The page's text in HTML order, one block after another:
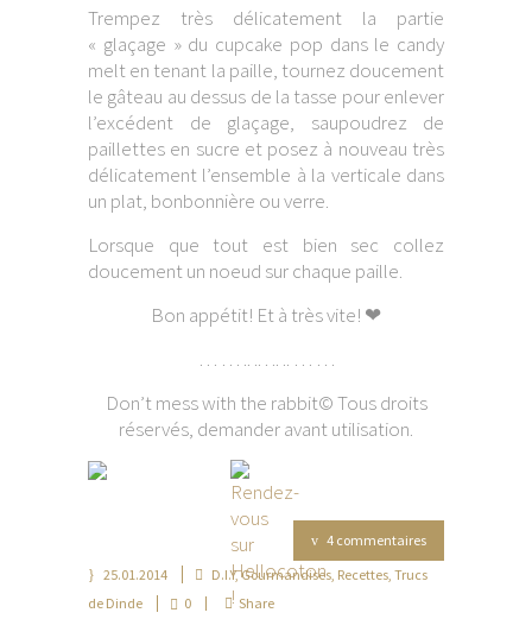
Trempez très délicatement la partie
« glaçage » du cupcake pop dans le candy
melt en tenant la paille, tournez doucement
le gâteau au dessus de la tasse pour enlever
l’excédent de glaçage, saupoudrez de
paillettes en sucre et posez à nouveau très
délicatement l’ensemble à la verticale dans
un plat, bonbonnière ou verre.
Lorsque que tout est bien sec collez
doucement un noeud sur chaque paille.
Bon appétit! Et à très vite! ❤
… … .. .. . .. .. … …
Don’t mess with the rabbit© Tous droits
réservés, demander avant utilisation.
4 commentaires
25.01.2014
D.I.Y,Gourmandises, Recettes, Trucs
de Dinde
0 Share